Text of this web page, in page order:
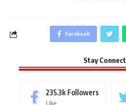
Facebook
Stay
235.3k Followers
Like